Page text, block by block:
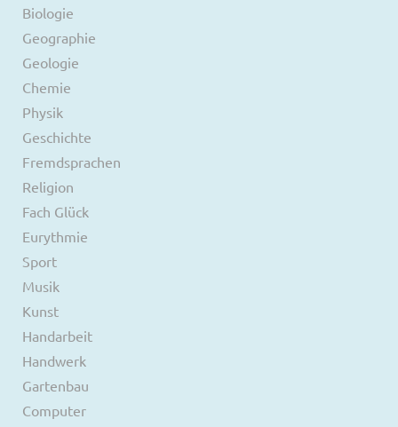
Biologie
Geographie
Geologie
Chemie
Physik
Geschichte
Fremdsprachen
Religion
Fach Glück
Eurythmie
Sport
Musik
Kunst
Handarbeit
Handwerk
Gartenbau
Computer